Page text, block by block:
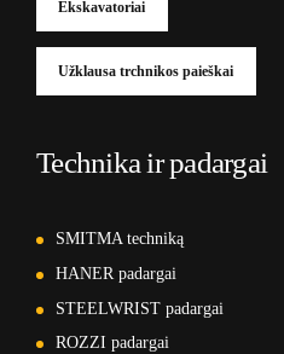
Ekskavatoriai
Užklausa trchnikos paieškai
Technika ir padargai
SMITMA techniką
HANER padargai
STEELWRIST padargai
ROZZI padargai